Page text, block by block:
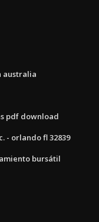
australia
pdf download
- orlando fl 32839
bursátil